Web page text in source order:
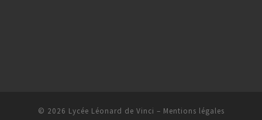
© 2026 Lycée Léonard de Vinci – Mentions légales